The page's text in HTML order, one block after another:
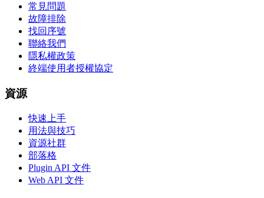
常見問題
故障排除
找回序號
聯絡我們
隱私權政策
終端使用者授權協定
資源
快速上手
用法與技巧
資源社群
部落格
Plugin API 文件
Web API 文件